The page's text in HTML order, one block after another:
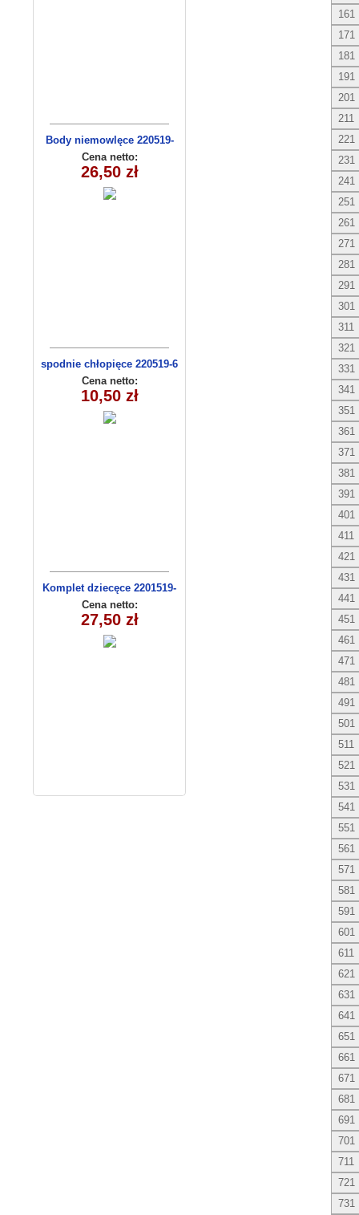
Body niemowlęce 220519-
14(56-74) 3szt
Cena netto:
26,50 zł
spodnie chłopięce 220519-6
(1- 4) 4 szt
Cena netto:
10,50 zł
Komplet dziecęce 2201519-
13(92-110m) 4szt
Cena netto:
27,50 zł
161
171
181
191
201
211
221
231
241
251
261
271
281
291
301
311
321
331
341
351
361
371
381
391
401
411
421
431
441
451
461
471
481
491
501
511
521
531
541
551
561
571
581
591
601
611
621
631
641
651
661
671
681
691
701
711
721
731